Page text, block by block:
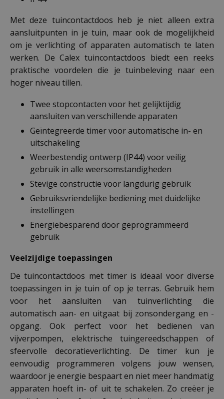
Met deze tuincontactdoos heb je niet alleen extra
aansluitpunten in je tuin, maar ook de mogelijkheid
om je verlichting of apparaten automatisch te laten
werken. De Calex tuincontactdoos biedt een reeks
praktische voordelen die je tuinbeleving naar een
hoger niveau tillen.
Twee stopcontacten voor het gelijktijdig
aansluiten van verschillende apparaten
Geïntegreerde timer voor automatische in- en
uitschakeling
Weerbestendig ontwerp (IP44) voor veilig
gebruik in alle weersomstandigheden
Stevige constructie voor langdurig gebruik
Gebruiksvriendelijke bediening met duidelijke
instellingen
Energiebesparend door geprogrammeerd
gebruik
Veelzijdige toepassingen
De tuincontactdoos met timer is ideaal voor diverse
toepassingen in je tuin of op je terras. Gebruik hem
voor het aansluiten van tuinverlichting die
automatisch aan- en uitgaat bij zonsondergang en -
opgang. Ook perfect voor het bedienen van
vijverpompen, elektrische tuingereedschappen of
sfeervolle decoratieverlichting. De timer kun je
eenvoudig programmeren volgens jouw wensen,
waardoor je energie bespaart en niet meer handmatig
apparaten hoeft in- of uit te schakelen. Zo creëer je